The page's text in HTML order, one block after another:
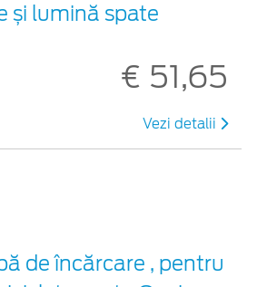
și lumină spate
€ 51,65
Vezi detalii
de încărcare , pentru